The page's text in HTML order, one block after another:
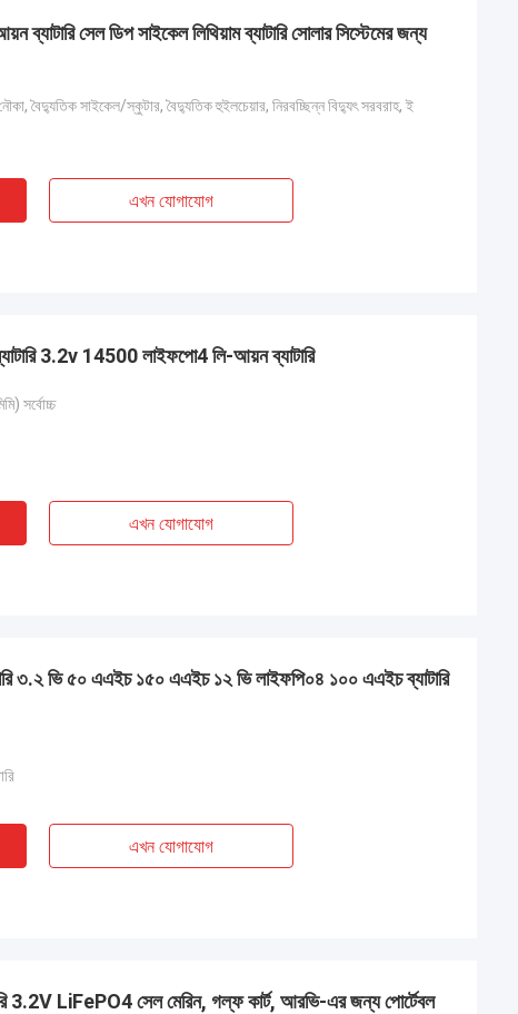
ব্যাটারি সেল ডিপ সাইকেল লিথিয়াম ব্যাটারি সোলার সিস্টেমের জন্য
বৈদ্যুতিক সাইকেল/স্কুটার, বৈদ্যুতিক হুইলচেয়ার, নিরবচ্ছিন্ন বিদ্যুৎ সরবরাহ, ই
এখন যোগাযোগ
3.2v 14500 লাইফপো4 লি-আয়ন ব্যাটারি
সর্বোচ্চ
এখন যোগাযোগ
৩.২ ভি ৫০ এএইচ ১৫০ এএইচ ১২ ভি লাইফপি০৪ ১০০ এএইচ ব্যাটারি
এখন যোগাযোগ
3.2V LiFePO4 সেল মেরিন, গল্ফ কার্ট, আরভি-এর জন্য পোর্টেবল